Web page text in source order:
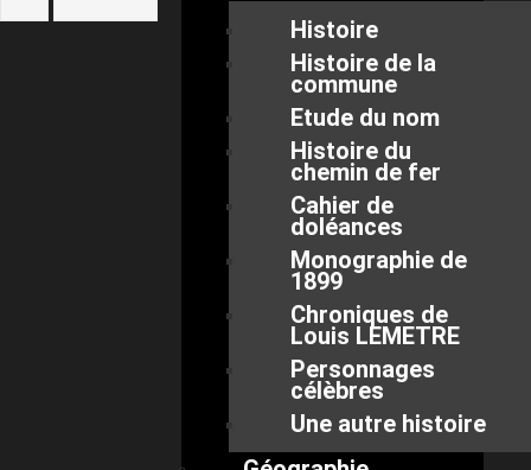
Histoire
Histoire de la
commune
Etude du nom
Histoire du
chemin de fer
Cahier de
doléances
Monographie de
1899
Chroniques de
Louis LEMETRE
Personnages
célèbres
Une autre histoire